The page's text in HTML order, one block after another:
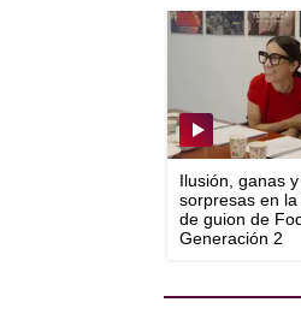
Ilusión, ganas
sorpresas en
de guion de
Generación 2